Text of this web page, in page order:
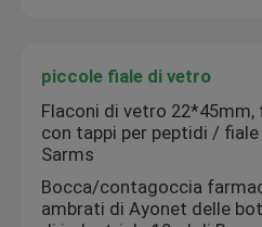
piccole fiale di vetro
Flaconi di vetro
con tappi per peptidi /
Sarms
Bocca/contagoccia
ambrati di Ayonet delle